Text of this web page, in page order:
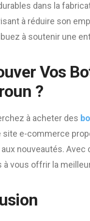
dans la
à réduire son
à soutenir une
Vos
?
à acheter des
site e-commerce
nouveautés.
à vous offrir la